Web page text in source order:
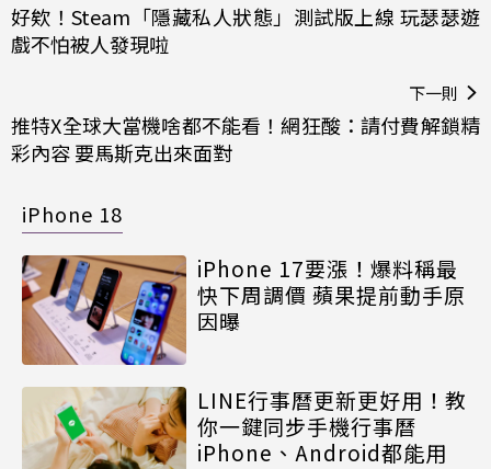
好欸！Steam「隱藏私人狀態」測試版上線 玩瑟瑟遊
戲不怕被人發現啦
下一則
推特X全球大當機啥都不能看！網狂酸：請付費解鎖精
彩內容 要馬斯克出來面對
iPhone 18
iPhone 17要漲！爆料稱最
快下周調價 蘋果提前動手原
因曝
LINE行事曆更新更好用！教
你一鍵同步手機行事曆
iPhone、Android都能用